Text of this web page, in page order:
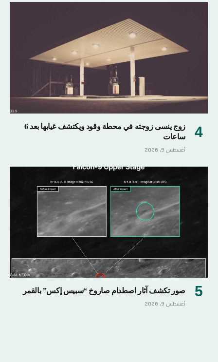
زوج ينسى زوجته في محطة وقود ويكتشف غيابها بعد 6
ساعات
أغسطس 9, 2026
صور تكشف آثار اصطدام صاروخ “سبيس إكس” بالقمر
أغسطس 9, 2026